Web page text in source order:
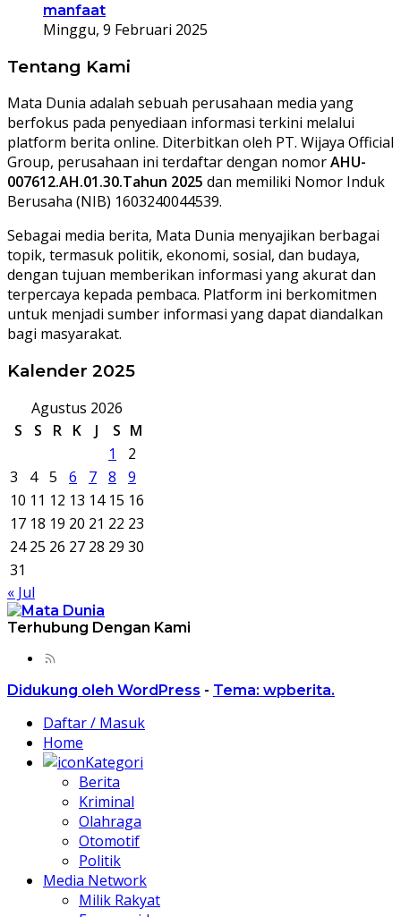
manfaat
Minggu, 9 Februari 2025
Tentang Kami
Mata Dunia adalah sebuah perusahaan media yang
berfokus pada penyediaan informasi terkini melalui
platform berita online. Diterbitkan oleh PT. Wijaya Official
Group, perusahaan ini terdaftar dengan nomorAHU-
007612.AH.01.30.Tahun 2025 dan memiliki Nomor Induk
Berusaha (NIB) 1603240044539.
Sebagai media berita, Mata Dunia menyajikan berbagai
topik, termasuk politik, ekonomi, sosial, dan budaya,
dengan tujuan memberikan informasi yang akurat dan
terpercaya kepada pembaca. Platform ini berkomitmen
untuk menjadi sumber informasi yang dapat diandalkan
bagi masyarakat.
Kalender 2025
Agustus 2026
S
S R K J S M
1
2
3
4 5 6 7 8
9
10 11 12 13 14 15 16
17 18 19 20 21 22 23
24 25 26 27 28 29 30
31
« Jul
Terhubung Dengan Kami
Didukung oleh WordPress - Tema: wpberita.
Daftar / Masuk
Home
Kategori
Berita
Kriminal
Olahraga
Otomotif
Politik
Media Network
Milik Rakyat